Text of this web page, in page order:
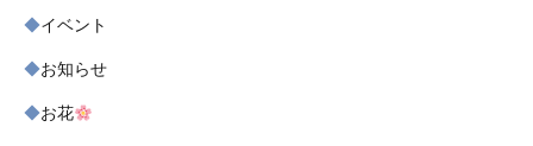
イベント
お知らせ
お花